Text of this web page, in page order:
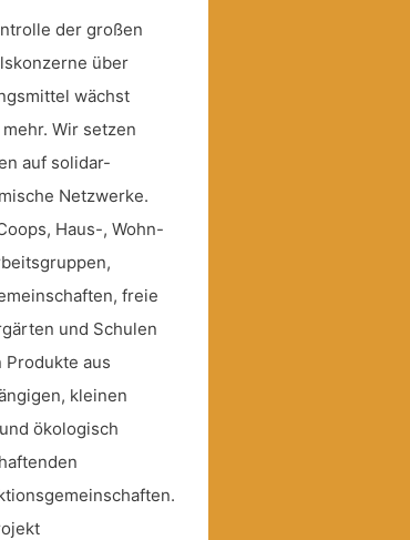
der großen
über
wächst
Wir setzen
auf solidar-
Netzwerke.
Haus-, Wohn-
freie
und Schulen
Produkte aus
kleinen
ökologisch